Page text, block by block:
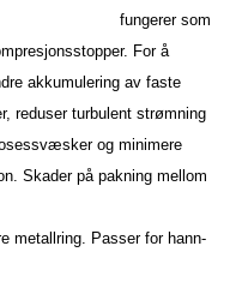
fungerer som
For å
akkumulering av faste
reduser turbulent strømning
og minimere
Skader på pakning mellom
metallring. Passer for hann-